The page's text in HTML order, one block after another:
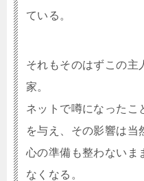
ている。
それもそのはずこの主
家。
ネットで噂になったこ
を与え、その影響は当
心の準備も整わないま
なくなる。